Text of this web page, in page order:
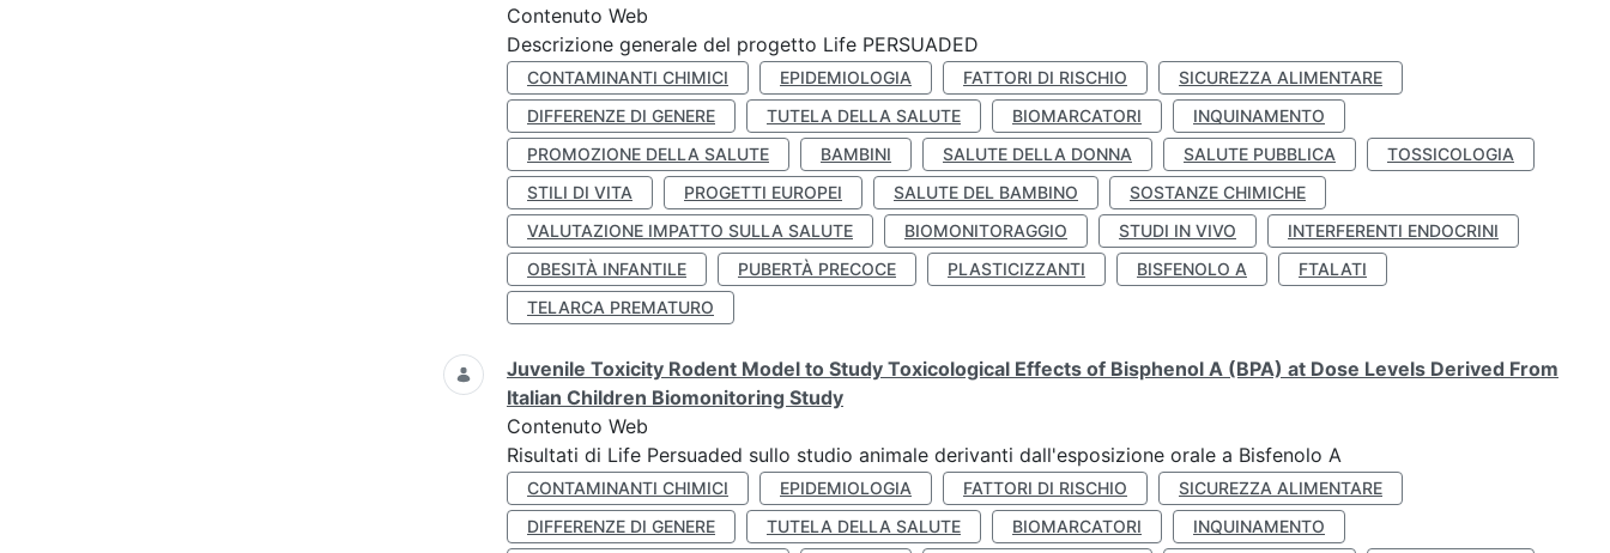
Contenuto Web
Descrizione generale del progetto Life PERSUADED
CONTAMINANTI CHIMICI EPIDEMIOLOGIA FATTORI DI RISCHIO
SICUREZZA ALIMENTARE
DIFFERENZE DI GENERE
TUTELA DELLA SALUTE BIOMARCATORI
INQUINAMENTO
PROMOZIONE DELLA SALUTE
BAMBINI SALUTE DELLA DONNA SALUTE PUBBLICA
TOSSICOLOGIA
STILI DI VITA
PROGETTI EUROPEI SALUTE DEL BAMBINO
SOSTANZE CHIMICHE
VALUTAZIONE IMPATTO SULLA SALUTE
BIOMONITORAGGIO STUDI IN VIVO
INTERFERENTI ENDOCRINI
OBESITÀ INFANTILE
PUBERTÀ PRECOCE PLASTICIZZANTI BISFENOLO A
FTALATI
TELARCA PREMATURO
Juvenile Toxicity Rodent Model to Study Toxicological Effects of Bisphenol A (BPA) at Dose Levels Derived From
Italian Children Biomonitoring Study
Contenuto Web
Risultati di Life Persuaded sullo studio animale derivanti dall'esposizione orale a Bisfenolo A
CONTAMINANTI CHIMICI EPIDEMIOLOGIA FATTORI DI RISCHIO
SICUREZZA ALIMENTARE
DIFFERENZE DI GENERE
TUTELA DELLA SALUTE BIOMARCATORI
INQUINAMENTO